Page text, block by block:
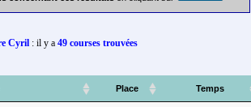
Cyril : il y a 49 courses trouvées
Place Temps